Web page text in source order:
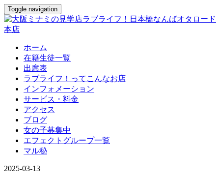
Toggle navigation
ホーム
在籍生徒一覧
出席表
ラブライフ！ってこんなお店
インフォメーション
サービス・料金
アクセス
ブログ
女の子募集中
エフェクトグループ一覧
マル秘
2025-03-13